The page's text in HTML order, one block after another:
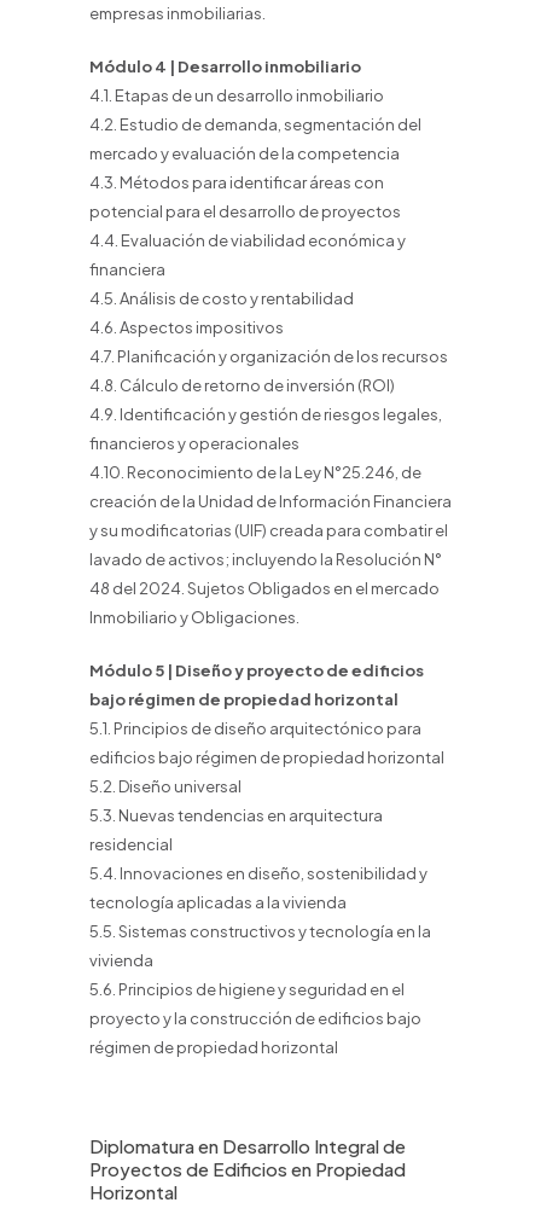
empresas inmobiliarias.
Módulo 4 | Desarrollo inmobiliario
4.1. Etapas de un desarrollo inmobiliario
4.2. Estudio de demanda, segmentación del
mercado y evaluación de la competencia
4.3. Métodos para identificar áreas con
potencial para el desarrollo de proyectos
4.4. Evaluación de viabilidad económica y
financiera
4.5. Análisis de costo y rentabilidad
4.6. Aspectos impositivos
4.7. Planificación y organización de los recursos
4.8. Cálculo de retorno de inversión (ROI)
4.9. Identificación y gestión de riesgos legales,
financieros y operacionales
4.10. Reconocimiento de la Ley N°25.246, de
creación de la Unidad de Información Financiera
y su modificatorias (UIF) creada para combatir el
lavado de activos; incluyendo la Resolución N°
48 del 2024. Sujetos Obligados en el mercado
Inmobiliario y Obligaciones.
Módulo 5 | Diseño y proyecto de edificios
bajo régimen de propiedad horizontal
5.1. Principios de diseño arquitectónico para
edificios bajo régimen de propiedad horizontal
5.2. Diseño universal
5.3. Nuevas tendencias en arquitectura
residencial
5.4. Innovaciones en diseño, sostenibilidad y
tecnología aplicadas a la vivienda
5.5. Sistemas constructivos y tecnología en la
vivienda
5.6. Principios de higiene y seguridad en el
proyecto y la construcción de edificios bajo
régimen de propiedad horizontal
Diplomatura en Desarrollo Integral de
Proyectos de Edificios en Propiedad
Horizontal